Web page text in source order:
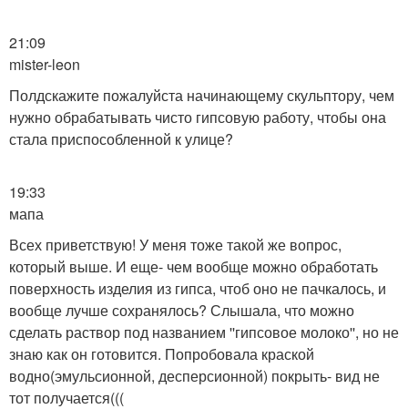
21:09
mister-leon
Полдскажите пожалуйста начинающему скульптору, чем
нужно обрабатывать чисто гипсовую работу, чтобы она
стала приспособленной к улице?
19:33
мапа
Всех приветствую! У меня тоже такой же вопрос,
который выше. И еще- чем вообще можно обработать
поверхность изделия из гипса, чтоб оно не пачкалось, и
вообще лучше сохранялось? Слышала, что можно
сделать раствор под названием ''гипсовое молоко'', но не
знаю как он готовится. Попробовала краской
водно(эмульсионной, десперсионной) покрыть- вид не
тот получается(((